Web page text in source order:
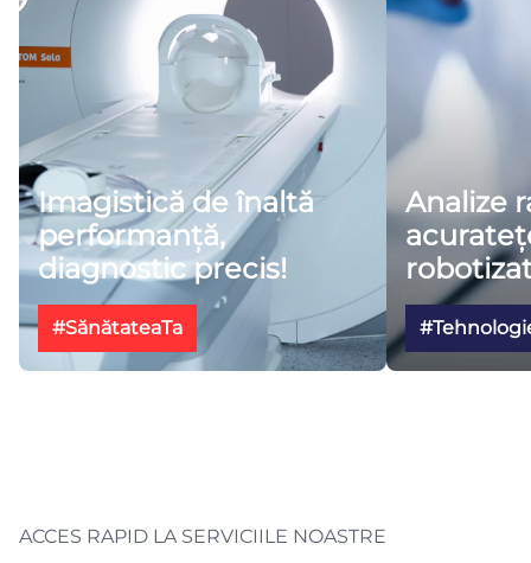
Imagistică de înaltă
performanță,
diagnostic precis!
#SănătateaTa
Analize
ACCES RAPID LA SERVICIILE NOASTRE